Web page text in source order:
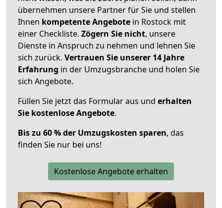
übernehmen unsere Partner für Sie und stellen
Ihnen kompetente Angebote in Rostock mit
einer Checkliste. Zögern Sie nicht, unsere
Dienste in Anspruch zu nehmen und lehnen Sie
sich zurück. Vertrauen Sie unserer 14 Jahre
Erfahrung in der Umzugsbranche und holen Sie
sich Angebote.
Füllen Sie jetzt das Formular aus und erhalten
Sie kostenlose Angebote.
Bis zu 60 % der Umzugskosten sparen, das
finden Sie nur bei uns!
Kostenlose Angebote erhalten